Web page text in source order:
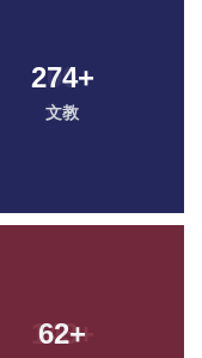
274+
文教
62+